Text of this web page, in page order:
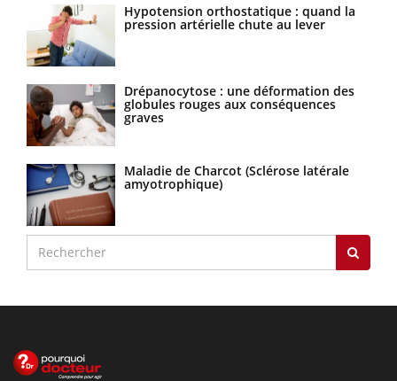
Hypotension orthostatique : quand la
pression artérielle chute au lever
Drépanocytose : une déformation des
globules rouges aux conséquences
graves
Maladie de Charcot (Sclérose latérale
amyotrophique)